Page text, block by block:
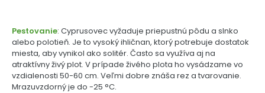
Pestovanie: Cyprusovec vyžaduje priepustnú pôdu a slnko
alebo polotieň. Je to vysoký ihličnan, ktorý potrebuje dostatok
miesta, aby vynikol ako solitér. Často sa využíva aj na
atraktívny živý plot. V prípade živého plota ho vysádzame vo
vzdialenosti 50-60 cm. Veľmi dobre znáša rez a tvarovanie.
Mrazuvzdorný je do -25 °C.